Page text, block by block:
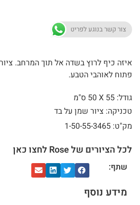
צור קשר בנוגע לפריט
איזה כיף לרוץ בשדה אל תוך המרחב.
פתוח לאוהבי הטבע.
גודל: 55 X
50 ס"מ
טכניקה: ציור שמן על בד
מק"ט: 1-50-55-3465
לכל הציורים של Rose לחצו כאן
שתף:
מידע נוסף